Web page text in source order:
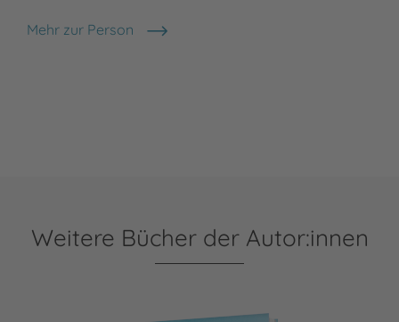
Mehr zur Person
Vera Schmidt
Weitere Bücher der Autor:innen